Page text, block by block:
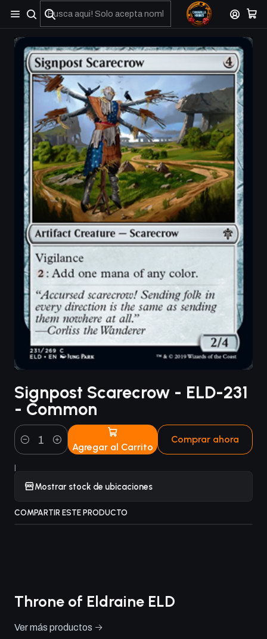
No olviden reportar sus depositos y transferencias por Whatsapp
Signpost Scarecrow - ELD-231
- Common
Cantidad Agregar al Carrito
Comprar ahora
|
Mostrar stock de ubicaciones
COMPARTIR ESTE PRODUCTO
Throne of Eldraine ELD
Ver más productos